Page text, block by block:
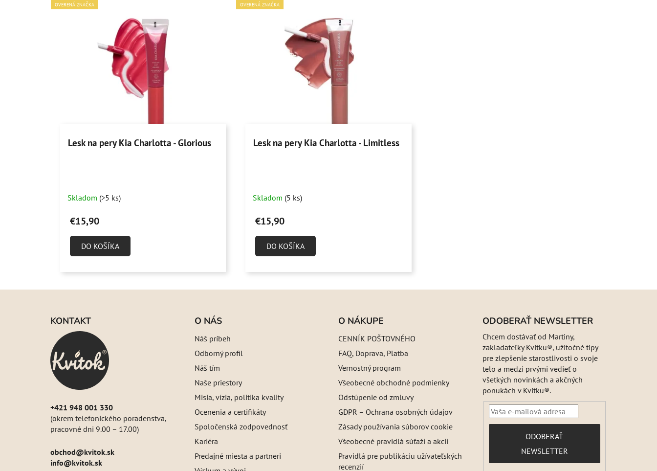
OVERENÁ ZNAČKA
Lesk na pery Kia Charlotta - Glorious
Skladom (>5 ks)
€15,90
DO KOŠÍKA
OVERENÁ ZNAČKA
Lesk na pery Kia Charlotta - Limitless
Skladom (5 ks)
€15,90
DO KOŠÍKA
KONTAKT
+421 948 001 330
(okrem telefonického poradenstva,
pracovné dni 9.00 – 17.00)
obchod@kvitok.sk
info@kvitok.sk
O NÁS
Náš príbeh
Odborný profil
Náš tím
Naše priestory
Misia, vízia, politika kvality
Ocenenia a certifikáty
Spoločenská zodpovednosť
Kariéra
Predajné miesta a partneri
O NÁKUPE
CENNÍK POŠTOVNÉHO
FAQ, Doprava, Platba
Vernostný program
Všeobecné obchodné podmienky
Odstúpenie od zmluvy
GDPR – Ochrana osobných údajov
Zásady používania súborov cookie
Všeobecné pravidlá súťaží a akcií
Pravidlá pre publikáciu užívateľských
recenzií
ODOBERAŤ NEWSLETTER
Chcem dostávať od Martiny,
zakladateľky Kvitku®, užitočné tipy
pre zlepšenie starostlivosti o svoje
telo a medzi prvými vedieť o
všetkých novinkách a akčných
ponukách v Kvitku®.
PRIHLÁSIŤ
SA
ODOBERAŤ
NEWSLETTER